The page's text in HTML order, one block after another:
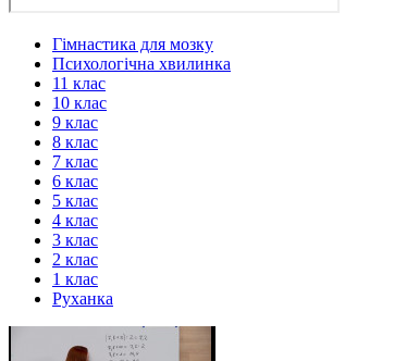
Гімнастика для мозку
Психологічна хвилинка
11 клас
10 клас
9 клас
8 клас
7 клас
6 клас
5 клас
4 клас
3 клас
2 клас
1 клас
Руханка